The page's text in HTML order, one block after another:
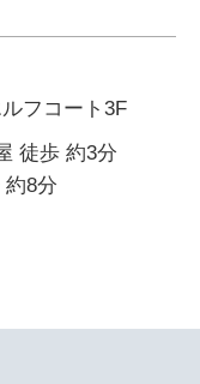
フコート3F
徒歩 約3分
約8分